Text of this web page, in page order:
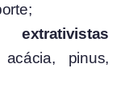
pinus,